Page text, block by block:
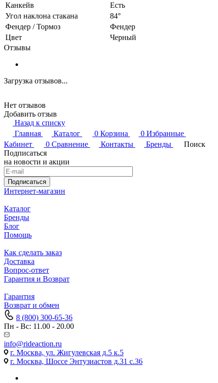
Канкейв
Есть
Угол наклона стакана
84°
Фендер / Тормоз
Фендер
Цвет
Черный
Отзывы
Загрузка отзывов...
Нет отзывов
Добавить отзыв
Назад к списку
Главная
Каталог 0 Корзина 0 Избранные
Кабинет
0 Сравнение Контакты Бренды
Поиск
Подписаться
на новости и акции
Подписаться
Интернет-магазин
Каталог
Бренды
Блог
Помощь
Как сделать заказ
Доставка
Вопрос-ответ
Гарантия и Возврат
Гарантия
Возврат и обмен
8 (800) 300-65-36
Пн - Вс: 11.00 - 20.00
info@rideaction.ru
г. Москва, ул. Жигулевская д.5 к.5
г. Москва, Шоссе Энтузиастов д.31 с.36